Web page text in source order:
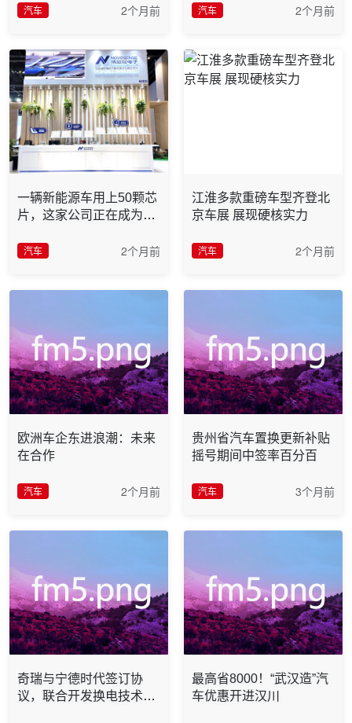
汽车
2个月前 汽车 2个月前
一辆新能源车用上50颗芯
片，这家公司正在成为关
汽车
2个月前
江淮多款重磅车型齐登北
京车展 展现硬核实力
汽车 2个月前
欧洲车企东进浪潮：未来
在合作
汽车 2个月前
贵州省汽车置换更新补贴
摇号期间中签率百分百
汽车 3个月前
奇瑞与宁德时代签订协
议，联合开发换电技术车
最高省8000！“武汉造”汽
车优惠开进汉川